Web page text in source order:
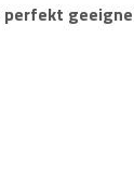
perfekt